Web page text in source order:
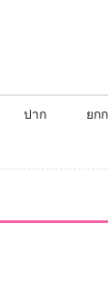
ปาก ยก